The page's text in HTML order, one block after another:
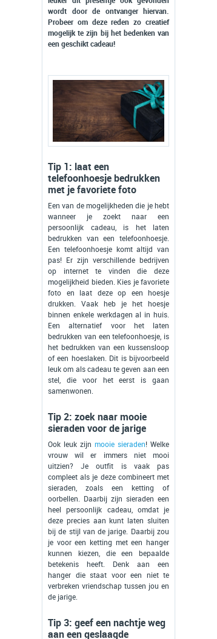
wordt door de ontvanger hiervan.
Probeer om deze reden zo creatief
mogelijk te zijn bij het bedenken van
een geschikt cadeau!
Tip 1: laat een
telefoonhoesje bedrukken
met je favoriete foto
Een van de mogelijkheden die je hebt
wanneer je zoekt naar een
persoonlijk cadeau, is het laten
bedrukken van een telefoonhoesje.
Een telefoonhoesje komt altijd van
pas! Er zijn verschillende bedrijven
op internet te vinden die deze
mogelijkheid bieden. Kies je favoriete
foto en laat deze op een hoesje
drukken. Vaak heb je het hoesje
binnen enkele werkdagen al in huis.
Een alternatief voor het laten
bedrukken van een telefoonhoesje, is
het bedrukken van een kussensloop
of een hoeslaken. Dit is bijvoorbeeld
leuk om als cadeau te geven aan een
stel, die voor het eerst is gaan
samenwonen.
Tip 2: zoek naar mooie
sieraden voor de jarige
Ook leuk zijn mooie sieraden! Welke
vrouw wil er immers niet mooi
uitzien? Je outfit is vaak pas
compleet als je deze combineert met
sieraden, zoals een ketting of
oorbellen. Daarbij zijn sieraden een
heel persoonlijk cadeau, omdat je
deze precies aan kunt laten sluiten
bij de stijl van de jarige. Daarbij zou
je voor een ketting met een hanger
kunnen kiezen, die een bepaalde
betekenis heeft. Denk aan een
hanger die staat voor een niet te
verbreken vriendschap tussen jou en
de jarige.
Tip 3: geef een nachtje weg
aan een geslaagde